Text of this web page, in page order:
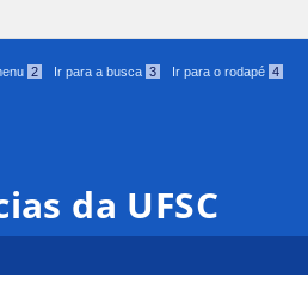
2 Ir para a busca 3 Ir para o rodapé 4
da UFSC